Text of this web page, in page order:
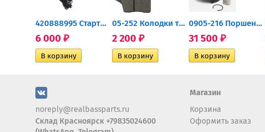
420888995 Стартер для...
6 000 ₽
05-252 Колодки тормозные...
2 200 ₽
0905-216 Поршень Arctic Cat...
31 500 ₽
noreply@realbassparts.ru
Склад Красноярск +79835024600
Магазин
Корзина
Оформить заказ